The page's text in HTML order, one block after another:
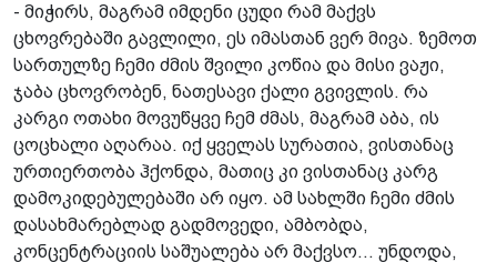
- მიჭირს, მაგრამ იმდენი ცუდი რამ მაქვს
ცხოვრებაში გავლილი, ეს იმასთან ვერ მივა. ზემოთ
სართულზე ჩემი ძმის შვილი კოწია და მისი ვაჟი,
ჯაბა ცხოვრობენ, ნათესავი ქალი გვივლის. რა
კარგი ოთახი მოვუწყვე ჩემ ძმას, მაგრამ აბა, ის
ცოცხალი აღარაა. იქ ყველას სურათია, ვისთანაც
ურთიერთობა ჰქონდა, მათიც კი ვისთანაც კარგ
დამოკიდებულებაში არ იყო. ამ სახლში ჩემი ძმის
დასახმარებლად გადმოვედი, ამბობდა,
კონცენტრაციის საშუალება არ მაქვსო... უნდოდა,